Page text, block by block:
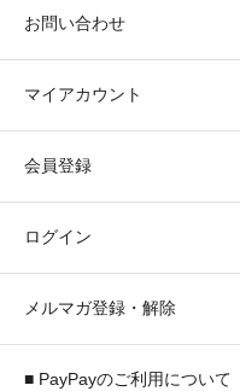
お問い合わせ
マイアカウント
会員登録
ログイン
メルマガ登録・解除
■ PayPayのご利用について